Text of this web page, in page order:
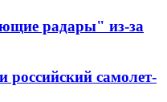
радары" из-за
российский самолет-